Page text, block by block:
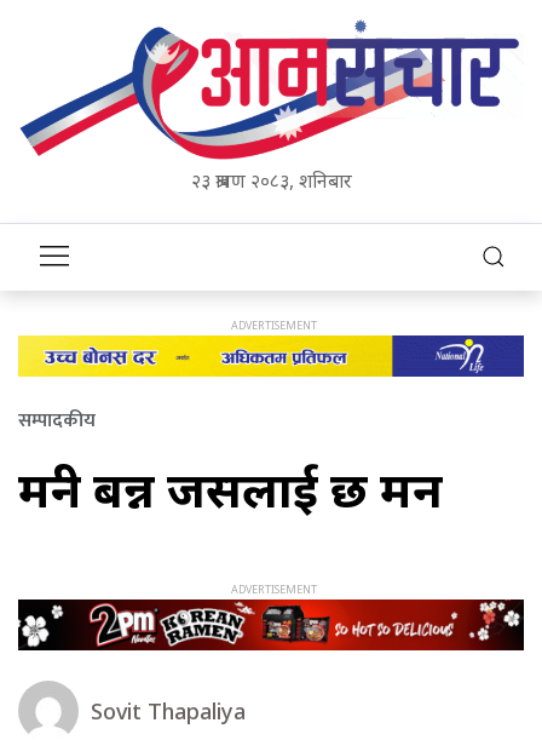
२३ श्रावण २०८३, शनिबार
सम्पादकीय
मन्त्री बन्न जसलाई छ मन
Sovit Thapaliya